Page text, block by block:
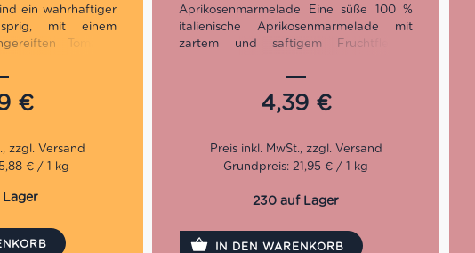
ein wahrhaftiger
mit einem
Tomaten
sie zu jeder
Sie sind außerdem
gemütlichen
mit Freunden.
€
€ / 1 kg
Lager
Aprikosenmarmelade Eine süße 100 %
italienische Aprikosenmarmelade mit
zartem und saftigem Fruchtfleisch,
Ein besonderes Rezept für einen
Moment raffinierten Genusses.
4,39 €
Grundpreis: 21,95 € / 1 kg
230 auf Lager
IN DEN WARENKORB